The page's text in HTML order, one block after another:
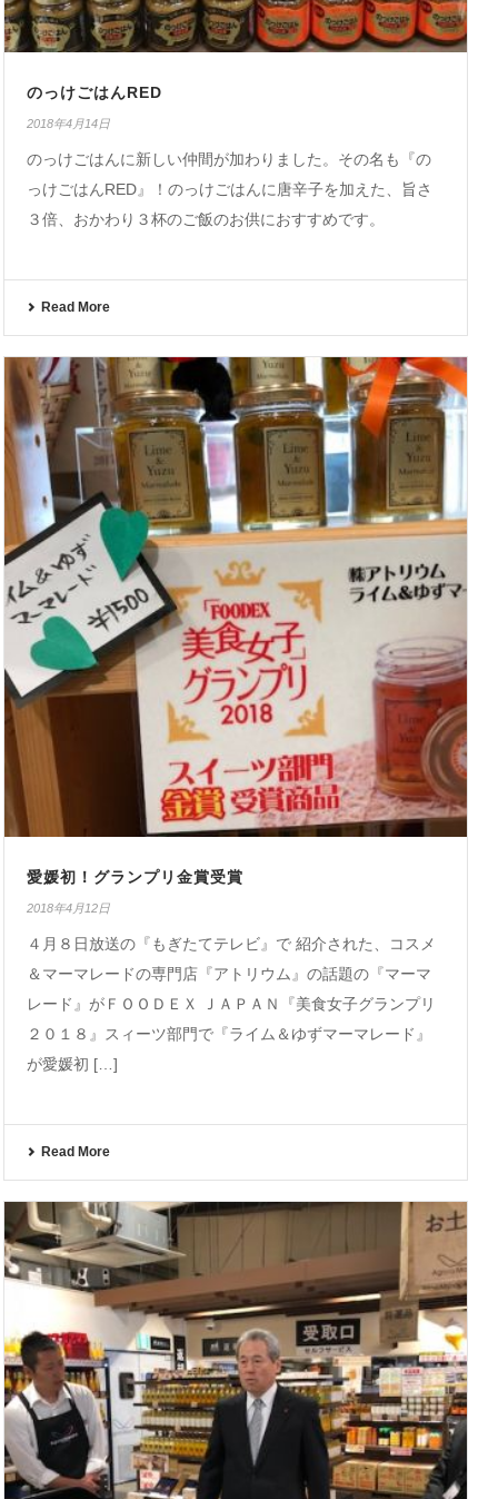
のっけごはんRED
2018年4月14日
のっけごはんに新しい仲間が加わりました。その名も『の
っけごはんRED』！のっけごはんに唐辛子を加えた、旨さ
３倍、おかわり３杯のご飯のお供におすすめです。
Read More
愛媛初！グランプリ金賞受賞
2018年4月12日
４月８日放送の『もぎたてテレビ』で 紹介された、コスメ
＆マーマレードの専門店『アトリウム』の話題の『マーマ
レード』がＦＯＯＤＥＸ ＪＡＰＡＮ『美食女子グランプリ
２０１８』スィーツ部門で『ライム＆ゆずマーマレード』
が愛媛初 […]
Read More